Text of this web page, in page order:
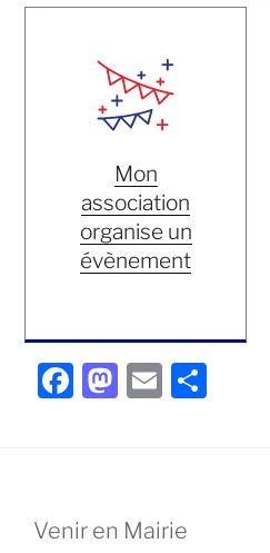
Mon
association
organise un
évènement
F
b
M
d
E
Venir en Mairie